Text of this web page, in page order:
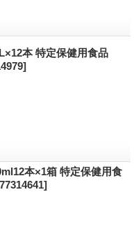
本 特定保健用食品
本×1箱 特定保健用食